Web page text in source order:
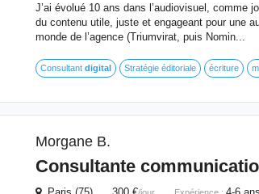
J’ai évolué 10 ans dans l’audiovisuel, comme
du contenu utile, juste et engageant pour une
monde de l’agence (Triumvirat, puis Nomin...
Consultant digital Stratégie éditoriale écriture
Morgane B.
Consultante